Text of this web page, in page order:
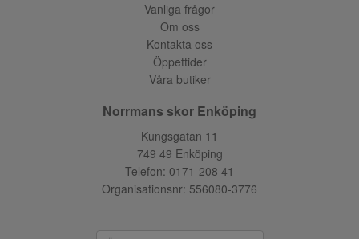
Vanliga frågor
Om oss
Kontakta oss
Öppettider
Våra butiker
Norrmans skor Enköping
Kungsgatan 11
749 49 Enköping
Telefon: 0171-208 41
Organisationsnr: 556080-3776